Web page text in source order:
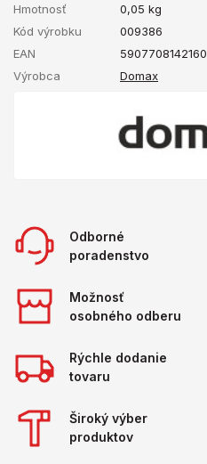
Hmotnosť
0,05 kg
Kód výrobku
009386
EAN
5907708142160
Výrobca
Domax
Odborné
poradenstvo
Možnosť
osobného odberu
Rýchle dodanie
tovaru
Široký výber
produktov